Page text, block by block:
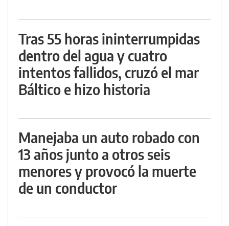
Tras 55 horas ininterrumpidas
dentro del agua y cuatro
intentos fallidos, cruzó el mar
Báltico e hizo historia
Manejaba un auto robado con
13 años junto a otros seis
menores y provocó la muerte
de un conductor